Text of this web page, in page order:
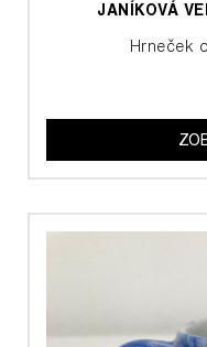
JANÍKOVÁ
Hrneček